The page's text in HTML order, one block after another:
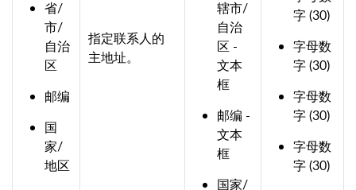
省/
市/
自治
区
邮编
国
家/
地区
指定联系人的
主地址。
辖市/
自治
区 -
文本
框
邮编 -
文本
框
国家/
字 (30)
字母数
字 (30)
字母数
字 (30)
字母数
字 (30)